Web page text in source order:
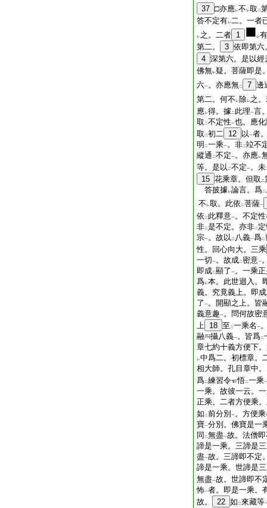
37 □亦應レ不 レ取 二
答不定有レ二。一者
レ之。二者 1 レ有
第二。
3 依即第六
4 深第六。是以
佛無レ疑。菩薩即是
六一。亦應無二 7 邊
第二。何不 レ除レ之
應レ得。據二 此理一言
取 二不定性一也。應
取 二初二 12 以一者
明 二一乘一。非二竝不
縱通 二不定一。亦應レ
等。是以 二不定一。未
15 花乘章。但取 二
答披據レ論言。爲二
不 レ取。此依 二菩薩一
依 二 此釋意一。不定
非二是不定。亦非二
宗一。故以 二 八義一爲二
性。回心向大。三乘
一切一。故成二密意一
即成二顯了 一。一乘
爲レ本。此世迴入。
義。究竟義上。即成
了 一。開顯之上。皆
義意趣一。問何故密
上 18 至 二一乘名 一
融
攝八義一。皆爲二
章七約十義方便下
レ中爲二。初標章。
相大師。孔目章中
爲二練習令 悟二一乘一
一乘。故彼一云。
正乘。二者方便乘
如 二前分別 一。方便
寶一分別。佛寶是一
同 二無盡一故。法僧
諦是一乘。三諦是
盡一故。三諦即不定
諦是一乘。世諦是
無盡一故。世諦即不
怖一者。即是一乘。
故。
22 如 二來藏等